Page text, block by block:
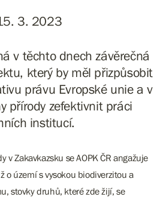
3. 2023
v těchto dnech závěrečná
který by měl přizpůsobit
právu Evropské unie a v
přírody zefektivnit práci
institucí.
v Zakavkazsku se AOPK ČR angažuje
o území s vysokou biodiverzitou a
stovky druhů, které zde žijí, se